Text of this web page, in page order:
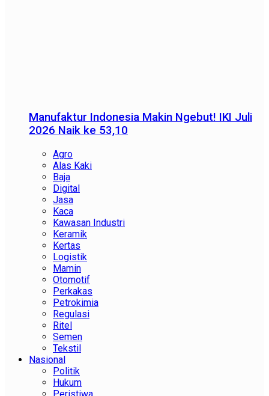
Manufaktur Indonesia Makin Ngebut! IKI Juli
2026 Naik ke 53,10
Agro
Alas Kaki
Baja
Digital
Jasa
Kaca
Kawasan Industri
Keramik
Kertas
Logistik
Mamin
Otomotif
Perkakas
Petrokimia
Regulasi
Ritel
Semen
Tekstil
Nasional
Politik
Hukum